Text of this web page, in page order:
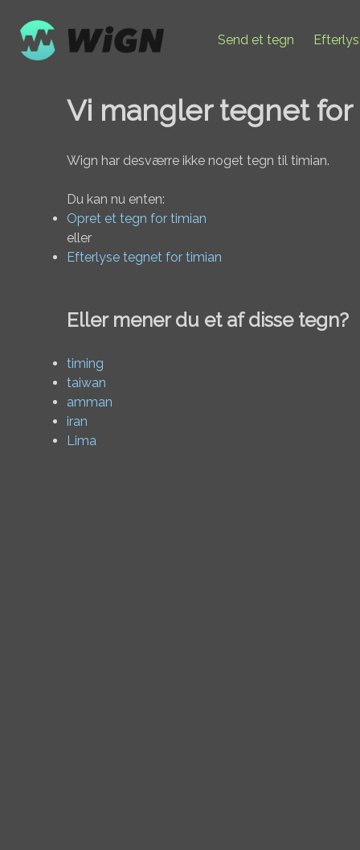
Send et tegn
Vi mangler tegnet for
Wign har desværre ikke noget tegn til timian.
Du kan nu enten:
Opret et tegn for timian
eller
Efterlyse tegnet for timian
Eller mener du et af disse tegn?
timing
taiwan
amman
iran
Lima